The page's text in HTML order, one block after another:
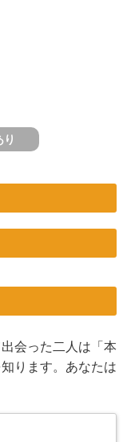
り
会った二人は「本
ります。あなたは